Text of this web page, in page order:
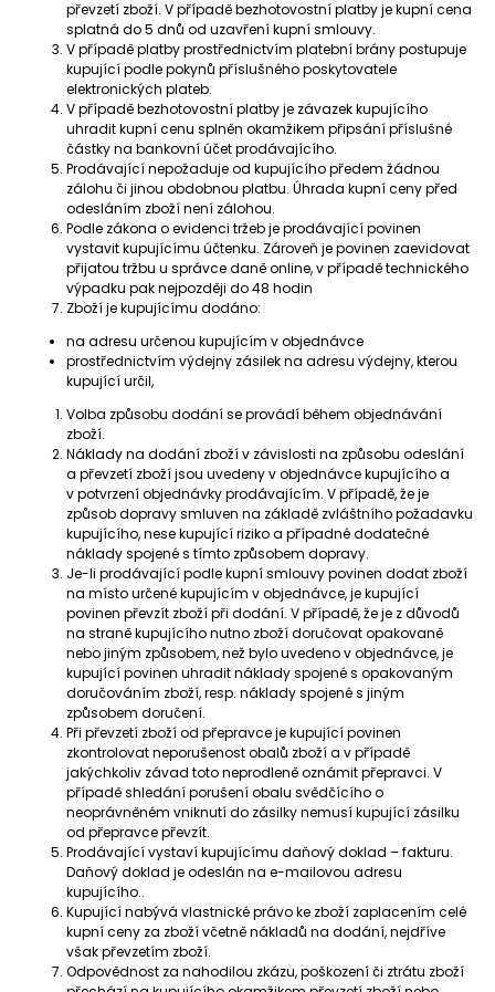
převzetí zboží. V případě bezhotovostní platby je kupní cena
splatná do 5 dnů od uzavření kupní smlouvy.
V případě platby prostřednictvím platební brány postupuje
kupující podle pokynů příslušného poskytovatele
elektronických plateb.
V případě bezhotovostní platby je závazek kupujícího
uhradit kupní cenu splněn okamžikem připsání příslušné
částky na bankovní účet prodávajícího.
Prodávající nepožaduje od kupujícího předem žádnou
zálohu či jinou obdobnou platbu. Úhrada kupní ceny před
odesláním zboží není zálohou.
Podle zákona o evidenci tržeb je prodávající povinen
vystavit kupujícímu účtenku. Zároveň je povinen zaevidovat
přijatou tržbu u správce daně online, v případě technického
výpadku pak nejpozději do 48 hodin
Zboží je kupujícímu dodáno:
na adresu určenou kupujícím v objednávce
prostřednictvím výdejny zásilek na adresu výdejny, kterou
kupující určil,
Volba způsobu dodání se provádí během objednávání
zboží.
Náklady na dodání zboží v závislosti na způsobu odeslání
a převzetí zboží jsou uvedeny v objednávce kupujícího a
v potvrzení objednávky prodávajícím. V případě, že je
způsob dopravy smluven na základě zvláštního požadavku
kupujícího, nese kupující riziko a případné dodatečné
náklady spojené s tímto způsobem dopravy.
Je-li prodávající podle kupní smlouvy povinen dodat zboží
na místo určené kupujícím v objednávce, je kupující
povinen převzít zboží při dodání. V případě, že je z důvodů
na straně kupujícího nutno zboží doručovat opakovaně
nebo jiným způsobem, než bylo uvedeno v objednávce, je
kupující povinen uhradit náklady spojené s opakovaným
doručováním zboží, resp. náklady spojené s jiným
způsobem doručení.
Při převzetí zboží od přepravce je kupující povinen
zkontrolovat neporušenost obalů zboží a v případě
jakýchkoliv závad toto neprodleně oznámit přepravci. V
případě shledání porušení obalu svědčícího o
neoprávněném vniknutí do zásilky nemusí kupující zásilku
od přepravce převzít.
Prodávající vystaví kupujícímu daňový doklad – fakturu.
Daňový doklad je odeslán na e-mailovou adresu
kupujícího..
Kupující nabývá vlastnické právo ke zboží zaplacením celé
kupní ceny za zboží včetně nákladů na dodání, nejdříve
však převzetím zboží.
Odpovědnost za nahodilou zkázu, poškození či ztrátu zboží